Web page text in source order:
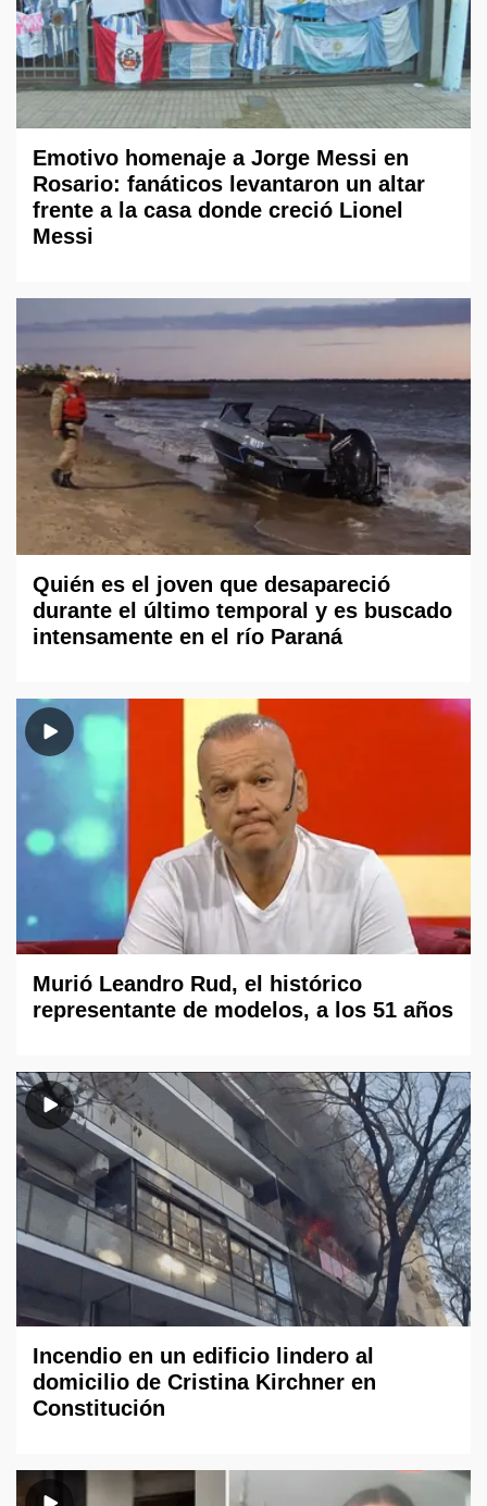
Emotivo homenaje a Jorge Messi en
Rosario: fanáticos levantaron un altar
frente a la casa donde creció Lionel
Messi
Quién es el joven que desapareció
durante el último temporal y es buscado
intensamente en el río Paraná
Murió Leandro Rud, el histórico
representante de modelos, a los 51 años
Incendio en un edificio lindero al
domicilio de Cristina Kirchner en
Constitución